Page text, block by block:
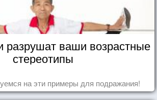
разрушат ваши возрастные
стереотипы
на эти примеры для подражания!